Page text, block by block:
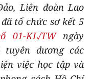
Liên đoàn Lao
tổ chức sơ kết 5
01-KL/TWngày
tuyên dương các
việc học tập và